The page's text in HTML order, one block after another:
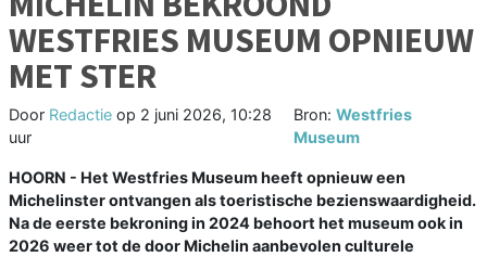
WESTFRIES MUSEUM OPNIEUW
MET STER
Door Redactie op 2 juni 2026, 10:28
uur
Bron:Westfries
Museum
HOORN - Het Westfries Museum heeft opnieuw een
Michelinster ontvangen als toeristische bezienswaardigheid.
Na de eerste bekroning in 2024 behoort het museum ook in
2026 weer tot de door Michelin aanbevolen culturele